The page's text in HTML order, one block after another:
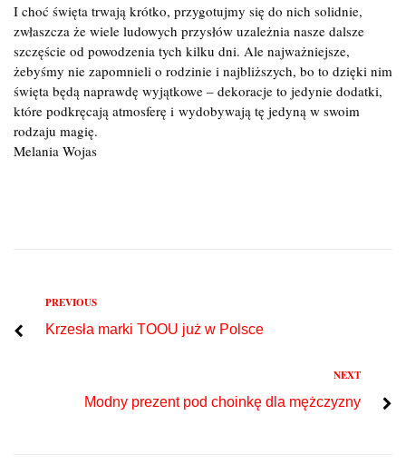
I choć święta trwają krótko, przygotujmy się do nich solidnie,
zwłaszcza że wiele ludowych przysłów uzależnia nasze dalsze
szczęście od powodzenia tych kilku dni. Ale najważniejsze,
żebyśmy nie zapomnieli o rodzinie i najbliższych, bo to dzięki nim
święta będą naprawdę wyjątkowe – dekoracje to jedynie dodatki,
które podkręcają atmosferę i wydobywają tę jedyną w swoim
rodzaju magię.
Melania Wojas
Nawigacja
wpisu
Previous
PREVIOUS
Krzesła marki TOOU już w Polsce
NEXT
Modny prezent pod choinkę dla mężczyzny